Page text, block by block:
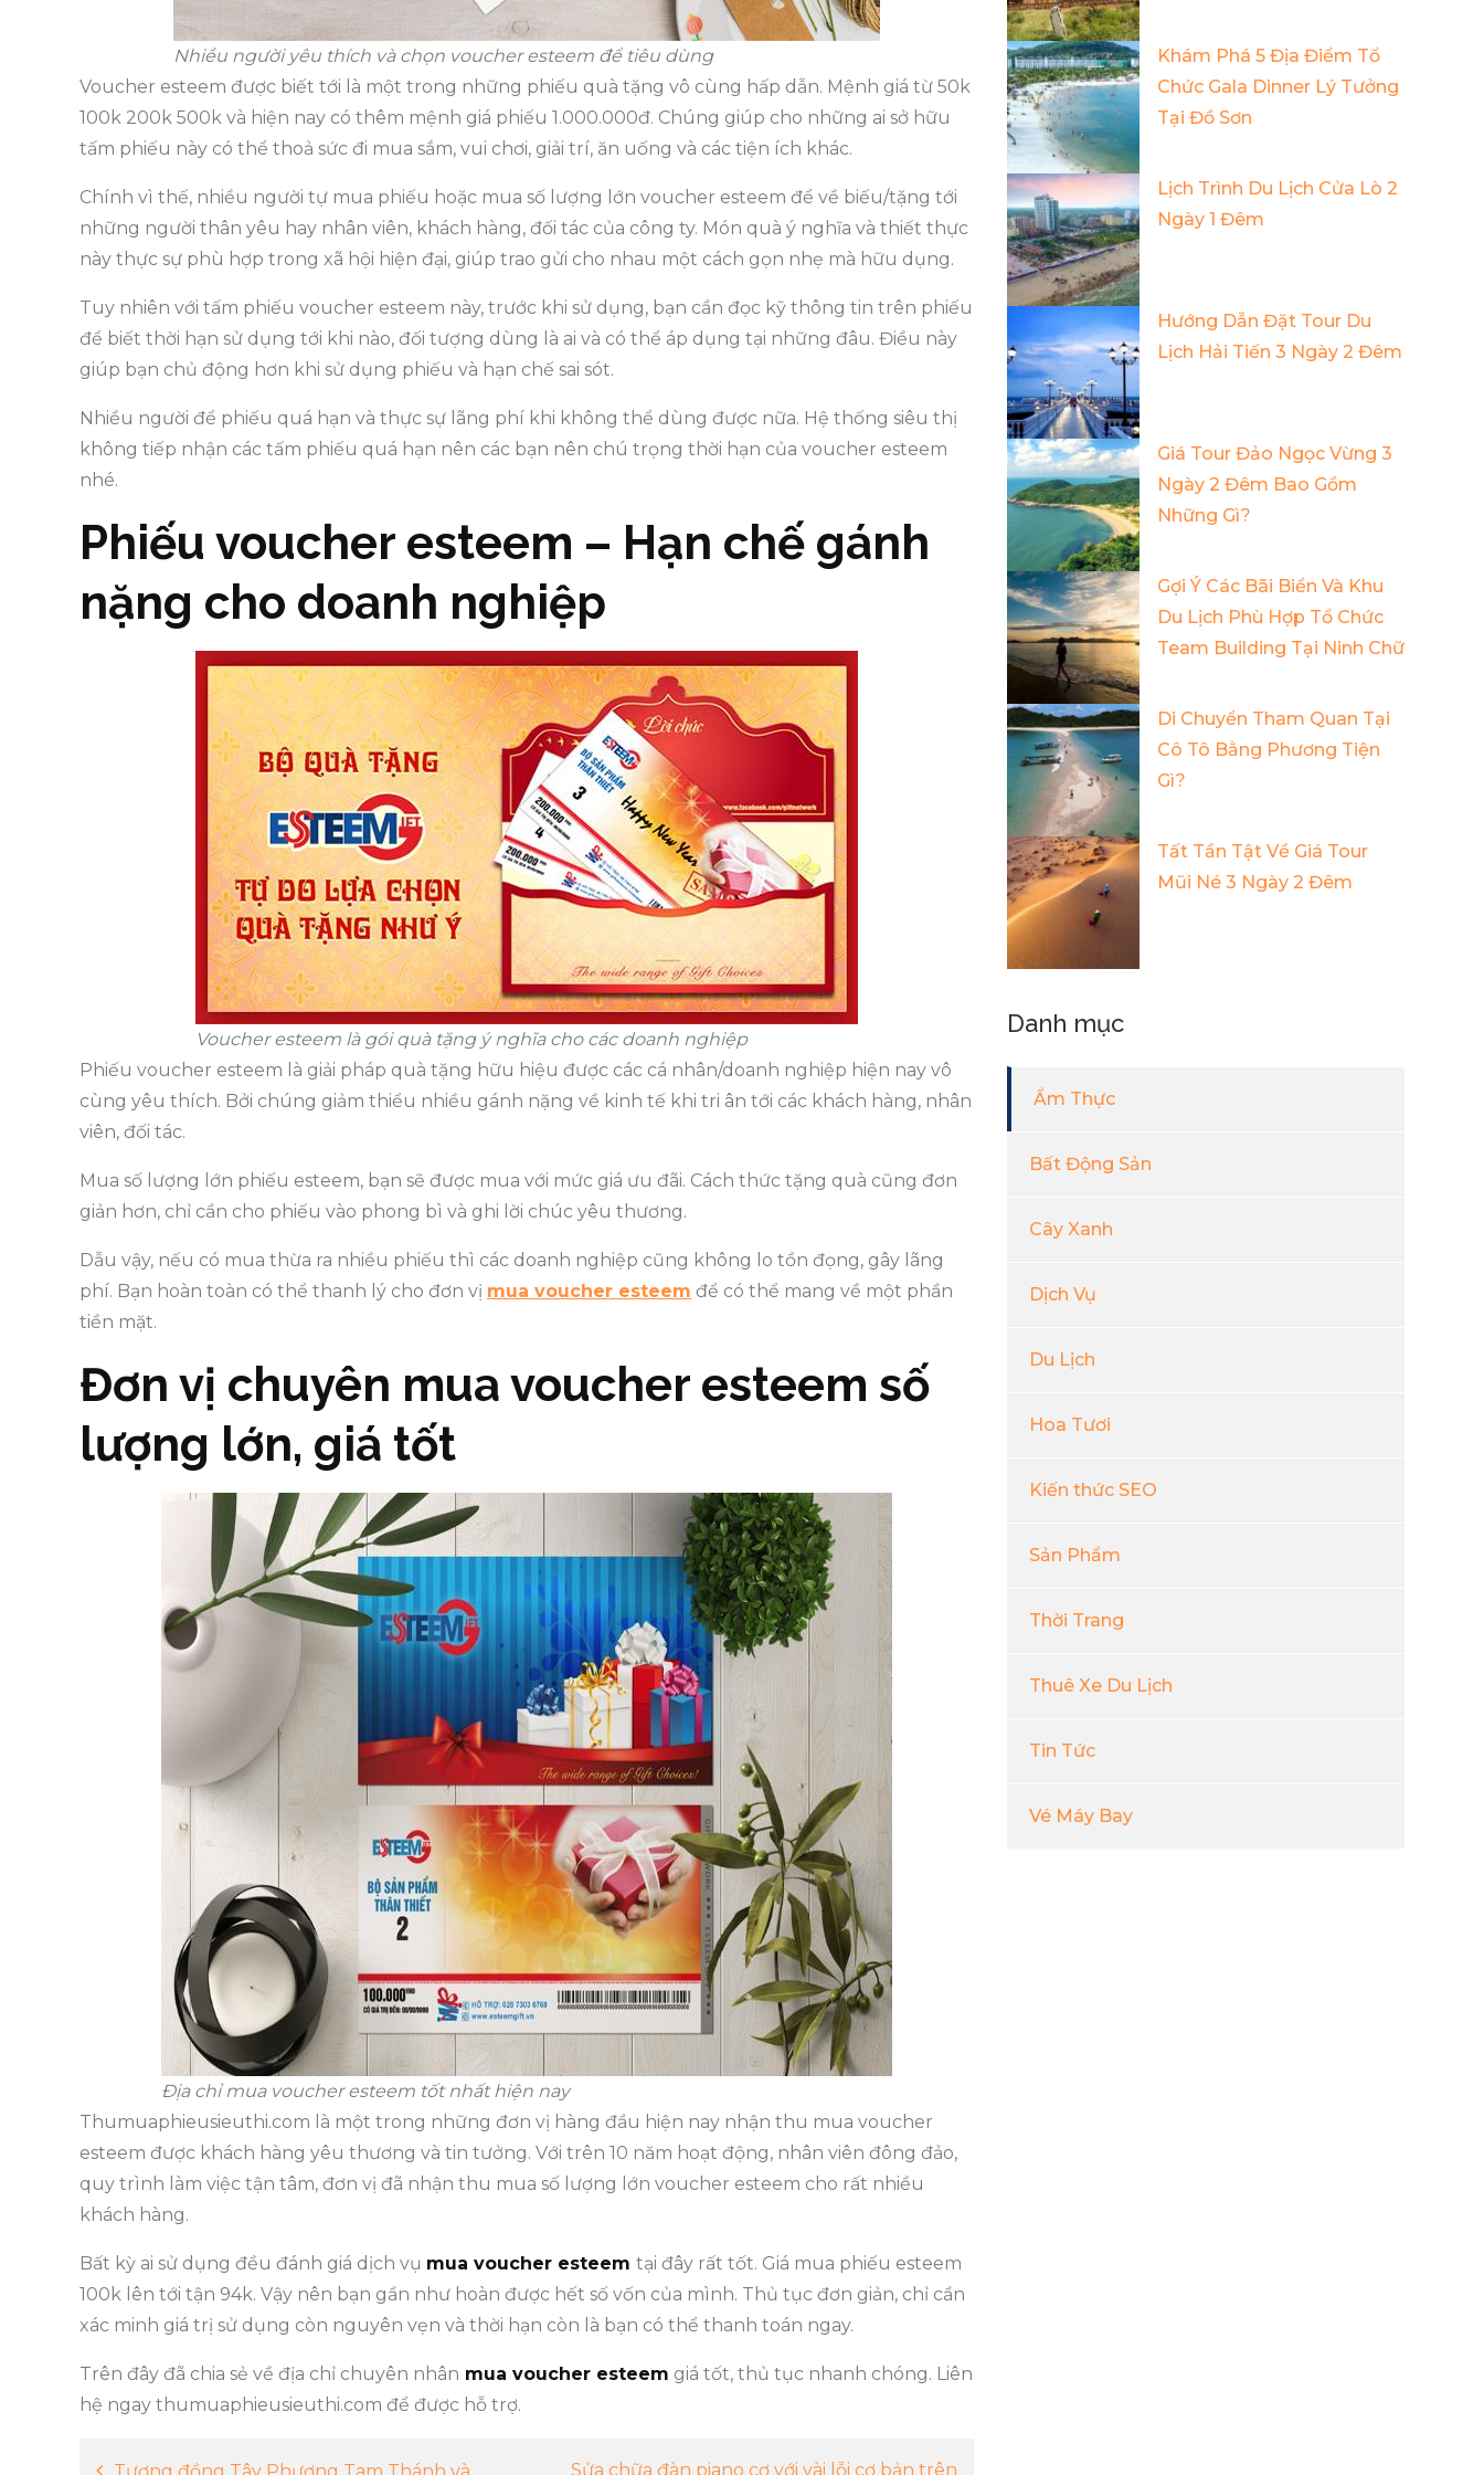
Nhiều người yêu thích và chọn voucher esteem để tiêu dùng
Voucher esteem được biết tới là một trong những phiếu quà tặng vô cùng hấp dẫn. Mệnh giá từ 50k
100k 200k 500k và hiện nay có thêm mệnh giá phiếu 1.000.000đ. Chúng giúp cho những ai sở hữu
tấm phiếu này có thể thoả sức đi mua sắm, vui chơi, giải trí, ăn uống và các tiện ích khác.
Chính vì thế, nhiều người tự mua phiếu hoặc mua số lượng lớn voucher esteem để về biếu/tặng tới
những người thân yêu hay nhân viên, khách hàng, đối tác của công ty. Món quà ý nghĩa và thiết thực
này thực sự phù hợp trong xã hội hiện đại, giúp trao gửi cho nhau một cách gọn nhẹ mà hữu dụng.
Tuy nhiên với tấm phiếu voucher esteem này, trước khi sử dụng, bạn cần đọc kỹ thông tin trên phiếu
để biết thời hạn sử dụng tới khi nào, đối tượng dùng là ai và có thể áp dụng tại những đâu. Điều này
giúp bạn chủ động hơn khi sử dụng phiếu và hạn chế sai sót.
Nhiều người để phiếu quá hạn và thực sự lãng phí khi không thể dùng được nữa. Hệ thống siêu thị
không tiếp nhận các tấm phiếu quá hạn nên các bạn nên chú trọng thời hạn của voucher esteem
nhé.
Phiếu voucher esteem – Hạn chế gánh
nặng cho doanh nghiệp
Voucher esteem là gói quà tặng ý nghĩa cho các doanh nghiệp
Phiếu voucher esteem là giải pháp quà tặng hữu hiệu được các cá nhân/doanh nghiệp hiện nay vô
cùng yêu thích. Bởi chúng giảm thiểu nhiều gánh nặng về kinh tế khi tri ân tới các khách hàng, nhân
viên, đối tác.
Mua số lượng lớn phiếu esteem, bạn sẽ được mua với mức giá ưu đãi. Cách thức tặng quà cũng đơn
giản hơn, chỉ cần cho phiếu vào phong bì và ghi lời chúc yêu thương.
Dẫu vậy, nếu có mua thừa ra nhiều phiếu thì các doanh nghiệp cũng không lo tồn đọng, gây lãng
phí. Bạn hoàn toàn có thể thanh lý cho đơn vị mua voucher esteem để có thể mang về một phần
tiền mặt.
Đơn vị chuyên mua voucher esteem số
lượng lớn, giá tốt
Địa chỉ mua voucher esteem tốt nhất hiện nay
Thumuaphieusieuthi.com là một trong những đơn vị hàng đầu hiện nay nhận thu mua voucher
esteem được khách hàng yêu thương và tin tưởng. Với trên 10 năm hoạt động, nhân viên đông đảo,
quy trình làm việc tận tâm, đơn vị đã nhận thu mua số lượng lớn voucher esteem cho rất nhiều
khách hàng.
Bất kỳ ai sử dụng đều đánh giá dịch vụ mua voucher esteem tại đây rất tốt. Giá mua phiếu esteem
100k lên tới tận 94k. Vậy nên bạn gần như hoàn được hết số vốn của mình. Thủ tục đơn giản, chỉ cần
xác minh giá trị sử dụng còn nguyên vẹn và thời hạn còn là bạn có thể thanh toán ngay.
Trên đây đã chia sẻ về địa chỉ chuyên nhân mua voucher esteem giá tốt, thủ tục nhanh chóng. Liên
hệ ngay thumuaphieusieuthi.com để được hỗ trợ.
Sửa chữa đàn piano cơ với vài lỗi cơ bản trên
Khám Phá 5 Địa Điểm Tổ
Chức Gala Dinner Lý Tưởng
Tại Đồ Sơn
Lịch Trình Du Lịch Cửa Lò 2
Ngày 1 Đêm
Hướng Dẫn Đặt Tour Du
Lịch Hải Tiến 3 Ngày 2 Đêm
Giá Tour Đảo Ngọc Vừng 3
Ngày 2 Đêm Bao Gồm
Những Gì?
Gợi Ý Các Bãi Biển Và Khu
Du Lịch Phù Hợp Tổ Chức
Team Building Tại Ninh Chữ
Di Chuyển Tham Quan Tại
Cô Tô Bằng Phương Tiện
Gì?
Tất Tần Tật Về Giá Tour
Mũi Né 3 Ngày 2 Đêm
Danh mục
Ẩm Thực
Bất Động Sản
Cây Xanh
Dịch Vụ
Du Lịch
Hoa Tươi
Kiến thức SEO
Sản Phẩm
Thời Trang
Thuê Xe Du Lịch
Tin Tức
Vé Máy Bay